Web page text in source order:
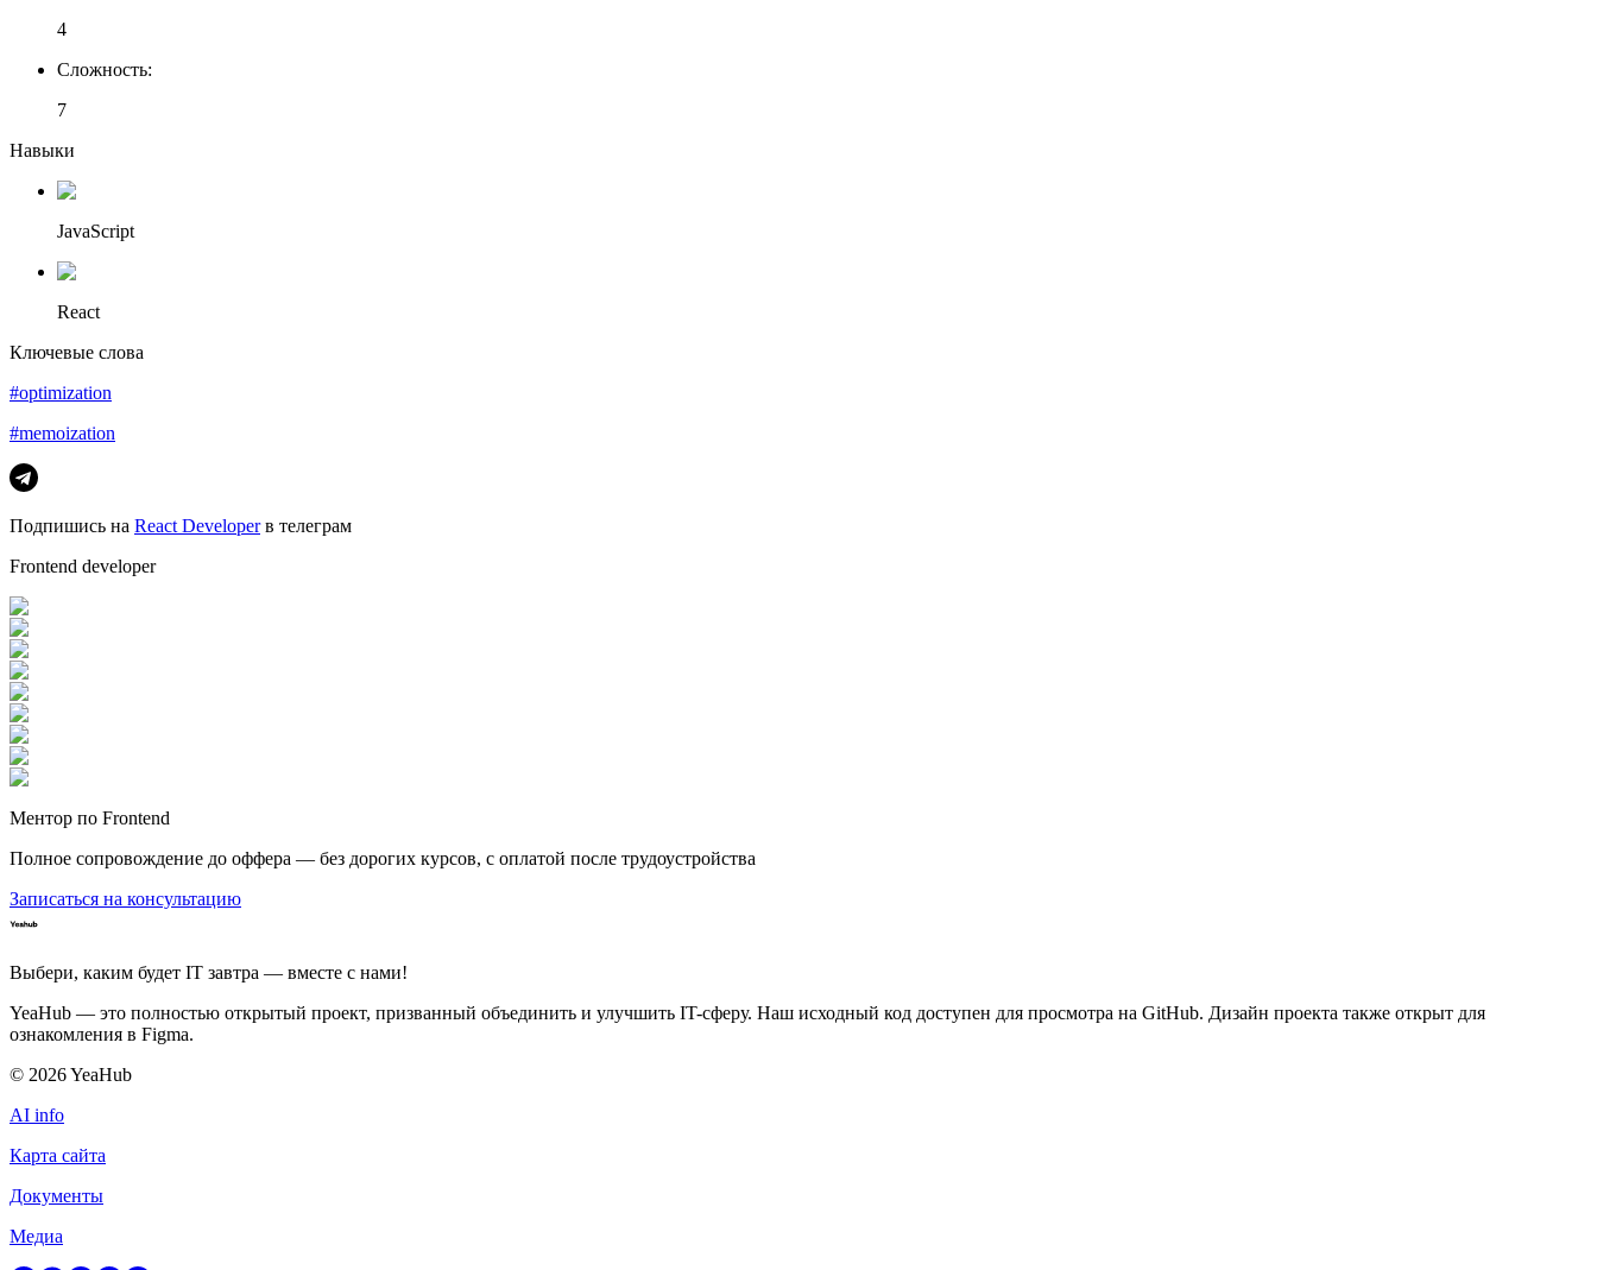
4
Сложность:
7
Навыки
JavaScript
React
Ключевые слова
#optimization
#memoization
Подпишись на React Developerв телеграм
Frontend developer
Ментор по Frontend
Полное сопровождение до оффера — без дорогих курсов, с оплатой после трудоустройства
Записаться на консультацию
Выбери, каким будет IT завтра — вместе c нами!
YeaHub — это полностью открытый проект, призванный объединить и улучшить IT-сферу. Наш исходный код доступен для просмотра на GitHub. Дизайн проекта также открыт для
ознакомления в Figma.
© 2026YeaHub
AI info
Карта сайта
Документы
Медиа